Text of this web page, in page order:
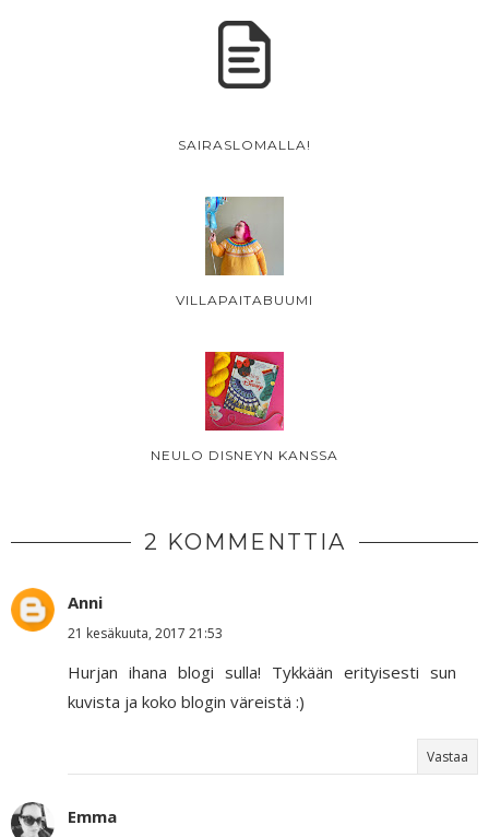
SAIRASLOMALLA!
VILLAPAITABUUMI
NEULO DISNEYN KANSSA
2 KOMMENTTIA
Anni
21 kesäkuuta, 2017 21:53
Hurjan ihana blogi sulla! Tykkään erityisesti sun
kuvista ja koko blogin väreistä :)
Vastaa
Emma